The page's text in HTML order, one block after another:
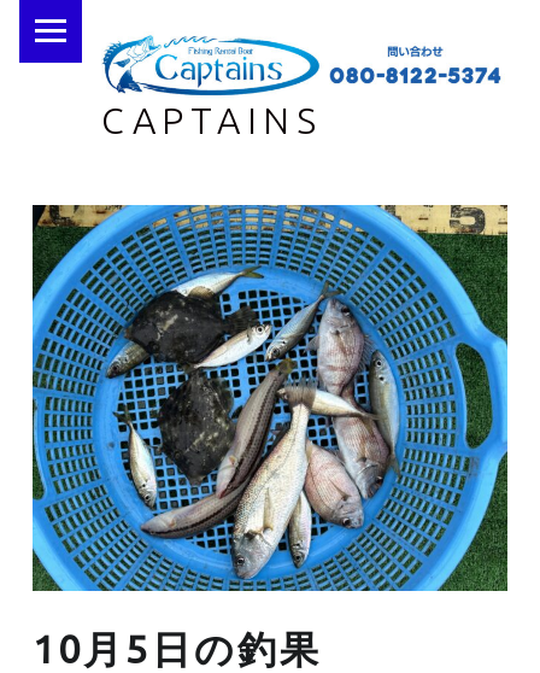
CAPTAINS
10月5日の釣果